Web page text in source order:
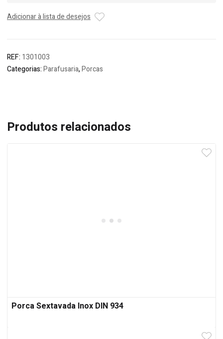
DIN
Adicionar à lista de desejos
REF: 1301003
Categorias:Parafusaria,Porcas
Produtos relacionados
Porca Sextavada Inox DIN 934